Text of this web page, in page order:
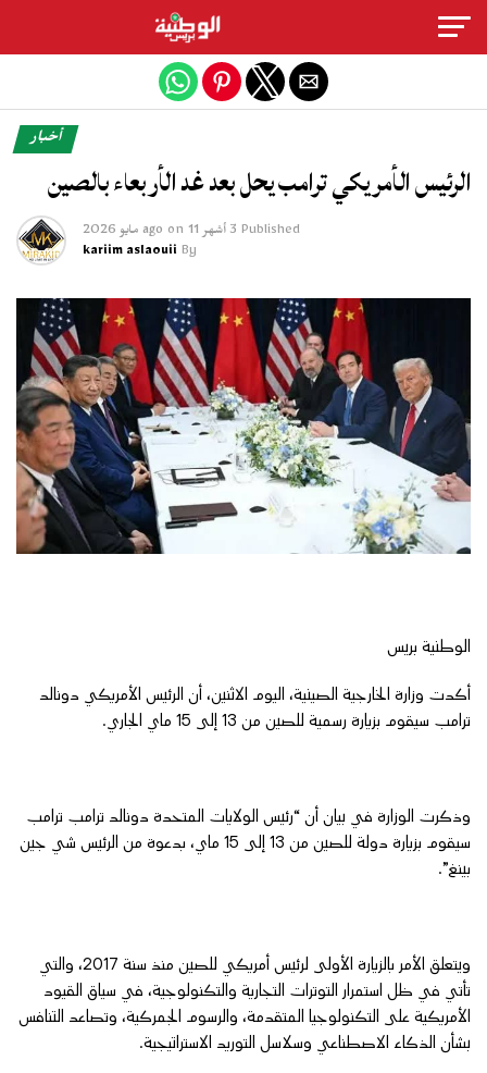
أخبار
الرئيس الأمريكي ترامب يحل بعد غد الأربعاء بالصين
Published 3 أشهر ago on 11 مايو 2026
By
kariim aslaouii
الوطنية بريس
أكدت وزارة الخارجية الصينية، اليوم الاثنين، أن الرئيس الأمريكي دونالد
ترامب سيقوم بزيارة رسمية للصين من 13 إلى 15 ماي الجاري.
وذكرت الوزارة في بيان أن “رئيس الولايات المتحدة دونالد ترامب ترامب
سيقوم بزيارة دولة للصين من 13 إلى 15 ماي، بدعوة من الرئيس شي جين
بينغ”.
ويتعلق الأمر بالزيارة الأولى لرئيس أمريكي للصين منذ سنة 2017، والتي
تأتي في ظل استمرار التوترات التجارية والتكنولوجية، في سياق القيود
الأمريكية على التكنولوجيا المتقدمة، والرسوم الجمركية، وتصاعد التنافس
بشأن الذكاء الاصطناعي وسلاسل التوريد الاستراتيجية.
Exit mobile version